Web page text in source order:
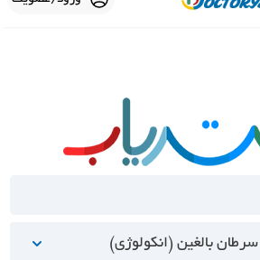
بالغین (انکولوژی)